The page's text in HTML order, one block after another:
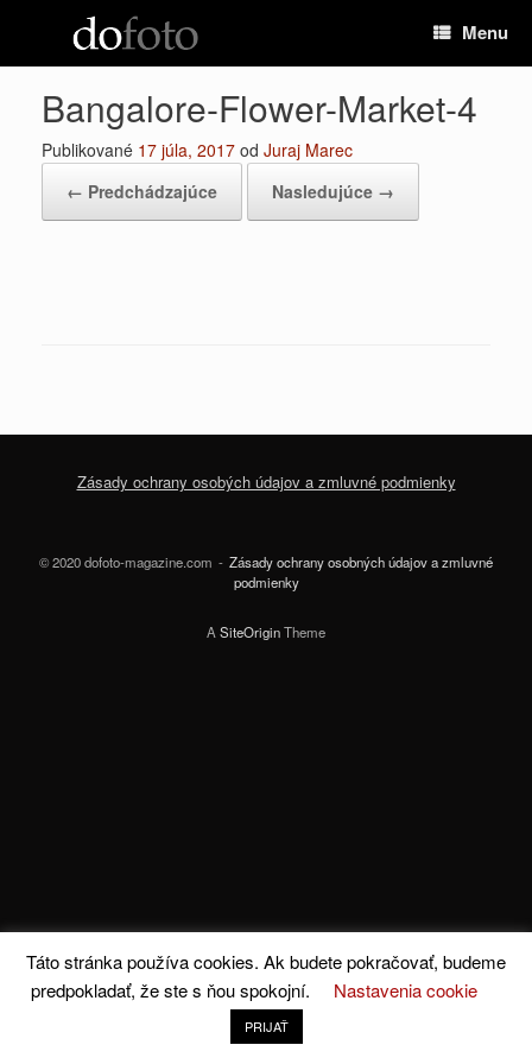
Menu
Bangalore-Flower-Market-4
Publikované 17 júla, 2017 od Juraj Marec
← Predchádzajúce
Nasledujúce →
Zásady ochrany osobých údajov a zmluvné podmienky
© 2020 dofoto-magazine.com
Zásady ochrany osobných údajov a zmluvné
podmienky
A SiteOriginTheme
Táto stránka používa cookies. Ak budete pokračovať, budeme
predpokladať, že ste s ňou spokojní.
Nastavenia cookie
PRIJAŤ